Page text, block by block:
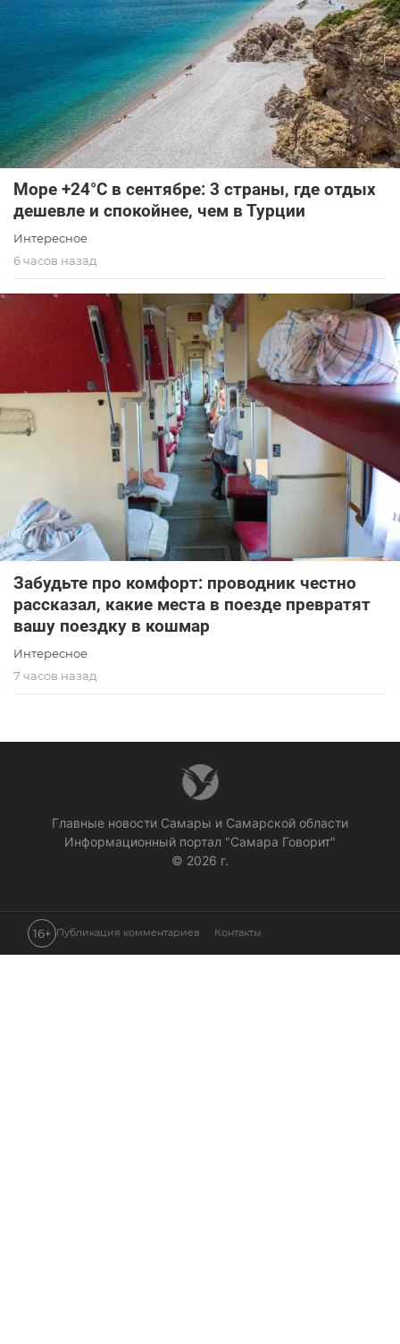
Море +24°C в сентябре: 3 страны, где отдых
дешевле и спокойнее, чем в Турции
Интересное
6 часов назад
Забудьте про комфорт: проводник честно
рассказал, какие места в поезде превратят
вашу поездку в кошмар
Интересное
7 часов назад
Главные новости Самары и Самарской области
Информационный портал "Самара Говорит"
© 2026 г.
16+ Публикация комментариев Контакты